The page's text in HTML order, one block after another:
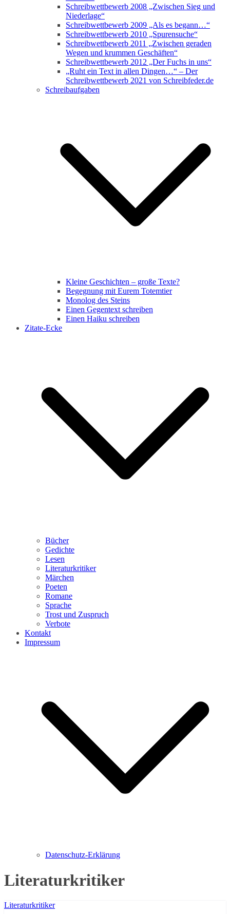
Schreibwettbewerb 2008 „Zwischen Sieg und
Niederlage“
Schreibwettbewerb 2009 „Als es begann…“
Schreibwettbewerb 2010 „Spurensuche“
Schreibwettbewerb 2011 „Zwischen geraden
Wegen und krummen Geschäften“
Schreibwettbewerb 2012 „Der Fuchs in uns“
„Ruht ein Text in allen Dingen…“ – Der
Schreibwettbewerb 2021 von Schreibfeder.de
Schreibaufgaben
Kleine Geschichten – große Texte?
Begegnung mit Eurem Totemtier
Monolog des Steins
Einen Gegentext schreiben
Einen Haiku schreiben
Zitate-Ecke
Bücher
Gedichte
Lesen
Literaturkritiker
Märchen
Poeten
Romane
Sprache
Trost und Zuspruch
Verbote
Kontakt
Impressum
Datenschutz-Erklärung
Literaturkritiker
Literaturkritiker